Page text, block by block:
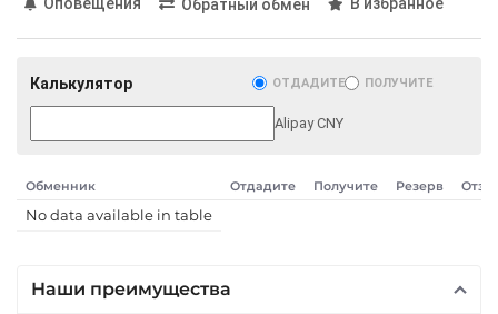
Wrapped Bitcoin (WBTC)
ERC20 AVAXC
CRO
ОТП Банк
UAH
Обратный обмен
Калькулятор ОТДАДИТЕ ПОЛУЧИТЕ
Alipay CNY
Обменник Отдадите Получите Резерв
No data available in table
Наши преимущества